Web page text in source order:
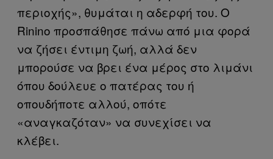
περιοχής», θυμάται η αδερφή του. Ο
Rinino προσπάθησε πάνω από μια φορά
να ζήσει έντιμη ζωή, αλλά δεν
μπορούσε να βρει ένα μέρος στο λιμάνι
όπου δούλευε ο πατέρας του ή
οπουδήποτε αλλού, οπότε
«αναγκαζόταν» να συνεχίσει να
κλέβει.